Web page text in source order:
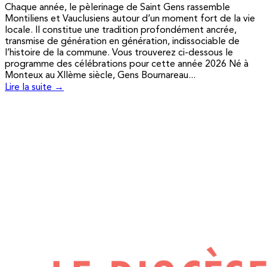
Chaque année, le pèlerinage de Saint Gens rassemble
Montiliens et Vauclusiens autour d’un moment fort de la vie
locale. Il constitue une tradition profondément ancrée,
transmise de génération en génération, indissociable de
l’histoire de la commune. Vous trouverez ci-dessous le
programme des célébrations pour cette année 2026 Né à
Monteux au XIIème siècle, Gens Bournareau...
Lire la suite →